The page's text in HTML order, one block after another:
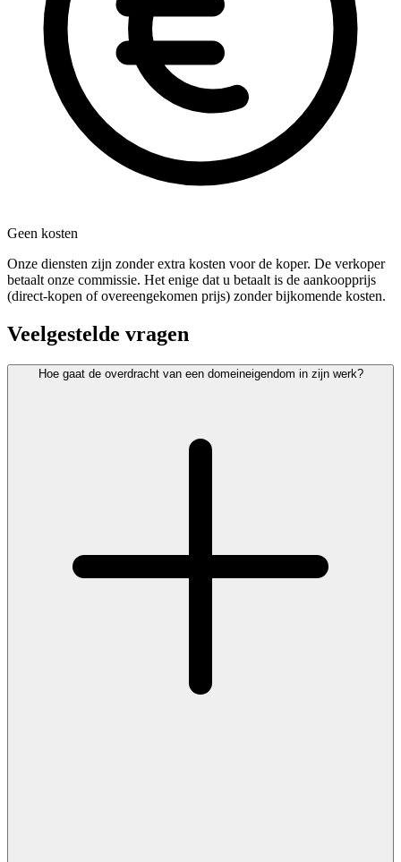
Geen kosten
Onze diensten zijn zonder extra kosten voor de koper. De verkoper
betaalt onze commissie. Het enige dat u betaalt is de aankoopprijs
(direct-kopen of overeengekomen prijs) zonder bijkomende kosten.
Veelgestelde vragen
Hoe gaat de overdracht van een domeineigendom in zijn werk?